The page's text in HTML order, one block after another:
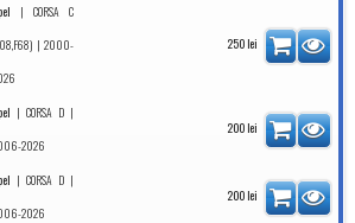
|CORSA C
| 2000-
250 lei
| CORSA D |
2026
200 lei
| CORSA D |
2026
200 lei